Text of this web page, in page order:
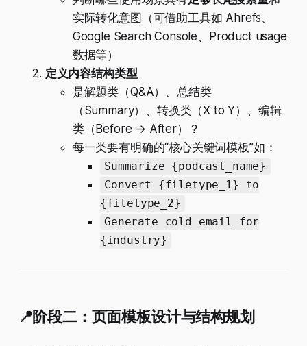
实际转化意图（可借助工具如 Ahrefs、
Google Search Console、Product usage
数据等）
定义内容结构类型
是解题类（Q&A）、总结类
（Summary）、转换类（X to Y）、编辑
类（Before → After）？
每一类要有明确的“核心关键词模板”如：
Summarize {podcast_name}
Convert {filetype_1} to
{filetype_2}
Generate cold email for
{industry}
📍阶段二：页面模板设计与结构规划